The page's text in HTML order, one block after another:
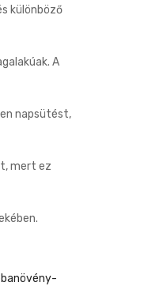
különböző
A
napsütést,
mert ez